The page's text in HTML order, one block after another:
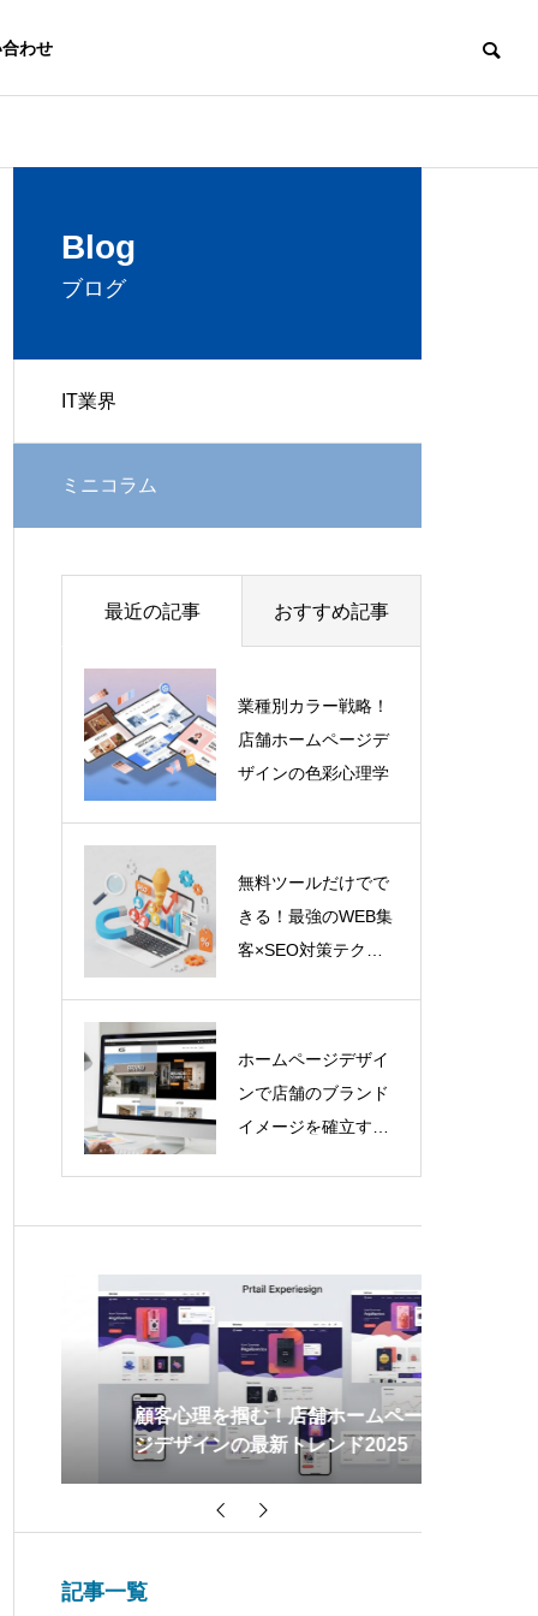
わせ
会社概要
Blog
ブログ
IT業界
ミニコラム
最近の記事 おすすめ記事
業種別カラー戦略！
店舗ホームページデ
ザインの色彩心理学
無料ツールだけでで
きる！最強のWEB集
客×SEO対策テクニ
ホームページデザイ
ンで店舗のブランド
イメージを確立する
顧客心理を掴む！店舗ホームペー
ジデザインの最新トレンド2025
記事一覧